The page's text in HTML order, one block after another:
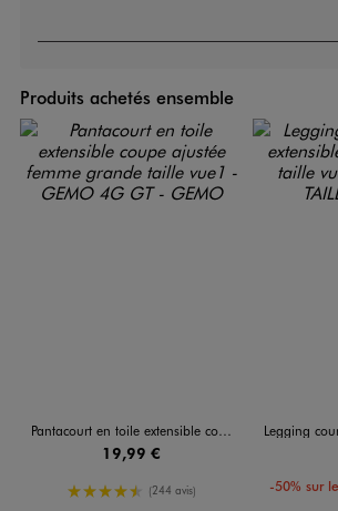
Produits achetés ensemble
Pantacourt en toile extensible coupe ajustée femme grande taille
19,99 €
4.5/5 de moyenne
(244 avis)
Legging court en
-50% sur